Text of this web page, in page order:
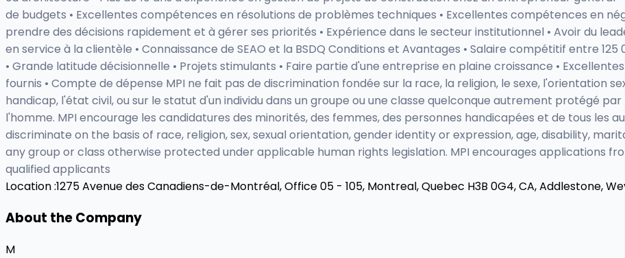
de budgets • Excellentes compétences en résolutions de problèmes techniques • Excellentes compétences en
prendre des décisions rapidement et à gérer ses priorités • Expérience dans le secteur institutionnel • Avoir du
en service à la clientèle • Connaissance de SEAO et la BSDQ Conditions et Avantages • Salaire compétitif entre
• Grande latitude décisionnelle • Projets stimulants • Faire partie d'une entreprise en plaine croissance •
fournis • Compte de dépense MPI ne fait pas de discrimination fondée sur la race, la religion, le sexe, l'orientation
handicap, l'état civil, ou sur le statut d'un individu dans un groupe ou une classe quelconque autrement protégé
l'homme. MPI encourage les candidatures des minorités, des femmes, des personnes handicapées et de tous les
discriminate on the basis of race, religion, sex, sexual orientation, gender identity or expression, age, disability,
any group or class otherwise protected under applicable human rights legislation. MPI encourages applications
qualified applicants
Location :1275 Avenue des Canadiens-de-Montréal, Office 05 - 105, Montreal, Quebec H3B 0G4, CA,Addlestone,
About the Company
M